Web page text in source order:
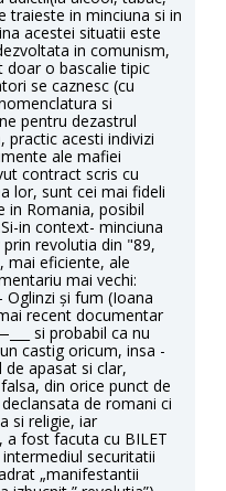
traieste in minciuna si in
acestei situatii este
in comunism,
o bascalie tipic
se caznesc (cu
si
pentru dezastrul
practic acesti indivizi
ale mafiei
contract scris cu
lor, sunt cei mai fideli
in Romania, posibil
in context- minciuna
revolutia din "89,
mai eficiente, ale
mai vechi:
Oglinzi și fum (Ioana
recent documentar
si probabil ca nu
castig oricum, insa -
apasat si clar,
din orice punct de
de romani ci
si religie, iar
a fost facuta cu BILET
securitatii
„manifestantii